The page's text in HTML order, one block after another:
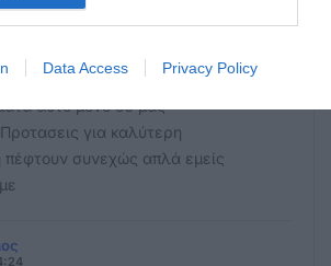
Data Access Privacy Policy
διαφορετικά
αυτό μόνο σέ μας
για καλύτερη
πέφτουν συνεχώς απλά εμείς